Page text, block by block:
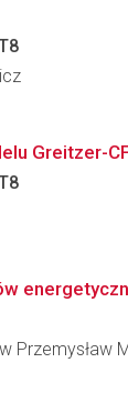
Greitzer-
Przemysław